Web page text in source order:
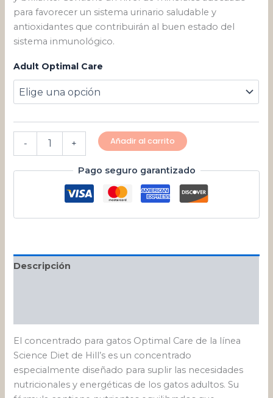
para favorecer un sistema urinario saludable y
antioxidantes que contribuirán al buen estado del
sistema inmunológico.
Adult Optimal Care
- + Añadir al carrito
Pago seguro garantizado
Descripción
El concentrado para gatos Optimal Care de la línea
Science Diet de Hill’s es un concentrado
especialmente diseñado para suplir las necesidades
nutricionales y energéticas de los gatos adultos. Su